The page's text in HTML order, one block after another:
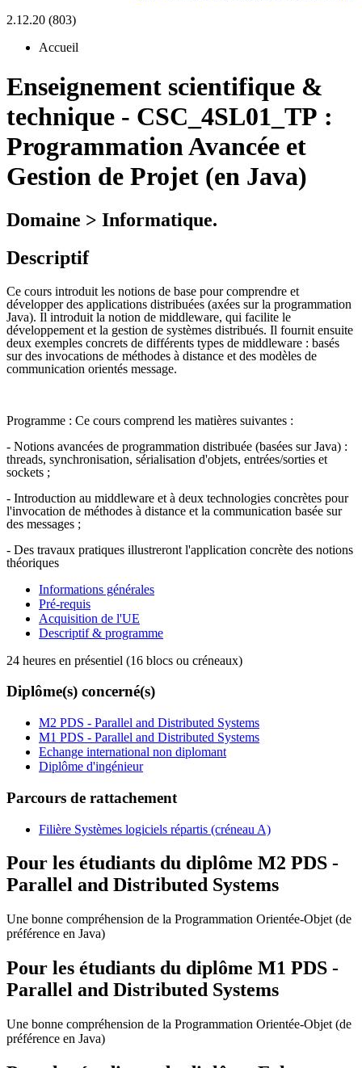
2.12.20 (803)
Accueil
Enseignement scientifique &
technique - CSC_4SL01_TP :
Programmation Avancée et
Gestion de Projet (en Java)
Domaine > Informatique.
Descriptif
Ce cours introduit les notions de base pour comprendre et
développer des applications distribuées (axées sur la programmation
Java). Il introduit la notion de middleware, qui facilite le
développement et la gestion de systèmes distribués. Il fournit ensuite
deux exemples concrets de différents types de middleware : basés
sur des invocations de méthodes à distance et des modèles de
communication orientés message.
Programme : Ce cours comprend les matières suivantes :
- Notions avancées de programmation distribuée (basées sur Java) :
threads, synchronisation, sérialisation d'objets, entrées/sorties et
sockets ;
- Introduction au middleware et à deux technologies concrètes pour
l'invocation de méthodes à distance et la communication basée sur
des messages ;
- Des travaux pratiques illustreront l'application concrète des notions
théoriques
Informations générales
Pré-requis
Acquisition de l'UE
Descriptif & programme
24 heures en présentiel (16 blocs ou créneaux)
Diplôme(s) concerné(s)
M2 PDS - Parallel and Distributed Systems
M1 PDS - Parallel and Distributed Systems
Echange international non diplomant
Diplôme d'ingénieur
Parcours de rattachement
Filière Systèmes logiciels répartis (créneau A)
Pour les étudiants du diplôme M2 PDS -
Parallel and Distributed Systems
Une bonne compréhension de la Programmation Orientée-Objet (de
préférence en Java)
Pour les étudiants du diplôme M1 PDS -
Parallel and Distributed Systems
Une bonne compréhension de la Programmation Orientée-Objet (de
préférence en Java)